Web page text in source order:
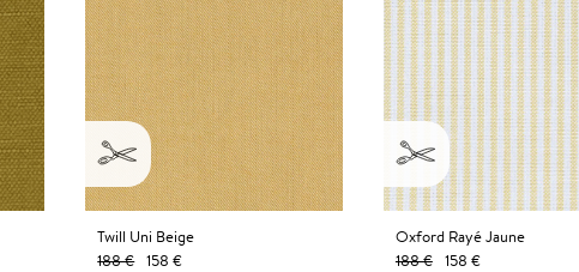
Twill Uni Beige
188 € 158 €
Oxford Rayé Jaune
188 € 158 €